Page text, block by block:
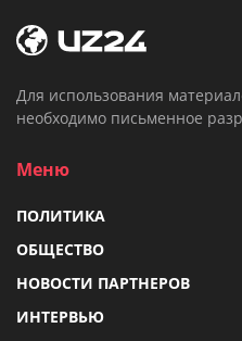
Для использования
необходимо письменное
Меню
ПОЛИТИКА
ОБЩЕСТВО
НОВОСТИ ПАРТНЕРОВ
ИНТЕРВЬЮ